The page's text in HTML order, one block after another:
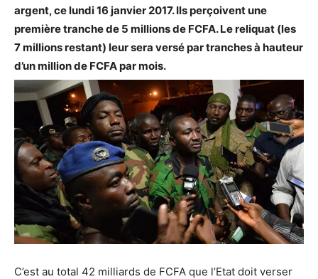
argent, ce lundi 16 janvier 2017. Ils perçoivent une
première tranche de 5 millions de FCFA. Le reliquat (les
7 millions restant) leur sera versé par tranches à hauteur
d’un million de FCFA par mois.
C’est au total 42 milliards de FCFA que l’Etat doit verser